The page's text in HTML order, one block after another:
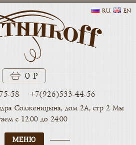
0 Р
58 +7(926)533-44-56
RU EN
Солженицына, дом 2А, стр 2Мы
с 12:00 до 24:00
МЕНЮ